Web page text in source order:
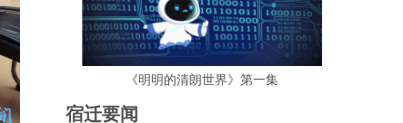
《明明的清朗世界》第一集
宿迁要闻